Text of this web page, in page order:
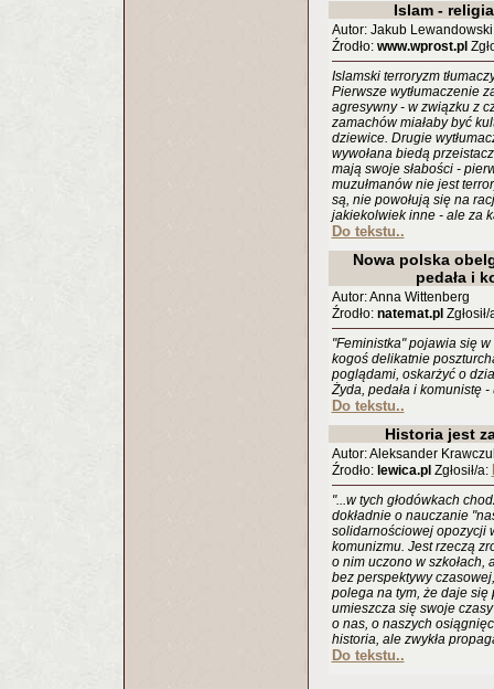
Islam -
Autor: Jakub Lewandowski
Źrodło: www.wprost.pl
Islamski terroryzm
Pierwsze wytłumaczenie
agresywny - w związku z
zamachów miałaby być
dziewice. Drugie
wywołana biedą
mają swoje słabości -
muzułmanów nie jest
są, nie powołują się na
jakiekolwiek inne - ale za
Do tekstu..
Nowa polska
pedała i
Autor: Anna Wittenberg
Źrodło: natemat.pl
"Feministka" pojawia się
kogoś delikatnie
poglądami, oskarżyć o
Żyda, pedała i komunistę
Do tekstu..
Historia jest
Autor: Aleksander
Źrodło: lewica.pl Zgłosił/a:
"...w tych głodówkach
dokładnie o nauczanie
solidarnościowej opozycji
komunizmu. Jest rzeczą
o nim uczono w szkołach,
bez perspektywy
polega na tym, że daje
umieszcza się swoje
o nas, o naszych
historia, ale zwykła
Do tekstu..